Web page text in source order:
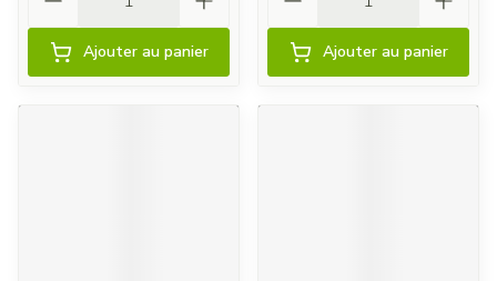
Ajouter au panier Ajouter au panier